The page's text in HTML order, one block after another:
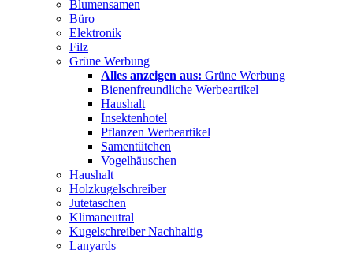
Blumensamen
Büro
Elektronik
Filz
Grüne Werbung
Alles anzeigen aus: Grüne Werbung
Bienenfreundliche Werbeartikel
Haushalt
Insektenhotel
Pflanzen Werbeartikel
Samentütchen
Vogelhäuschen
Haushalt
Holzkugelschreiber
Jutetaschen
Klimaneutral
Kugelschreiber Nachhaltig
Lanyards